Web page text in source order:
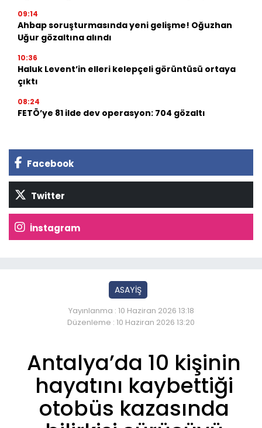
09:14
Ahbap soruşturmasında yeni gelişme! Oğuzhan
Uğur gözaltına alındı
10:36
Haluk Levent’in elleri kelepçeli görüntüsü ortaya
çıktı
08:24
FETÖ’ye 81 ilde dev operasyon: 704 gözaltı
Facebook
Twitter
İnstagram
ASAYİŞ
Yayınlanma : 10 Haziran 2026 13:18
Düzenleme : 10 Haziran 2026 13:20
Antalya’da 10 kişinin
hayatını kaybettiği
otobüs kazasında